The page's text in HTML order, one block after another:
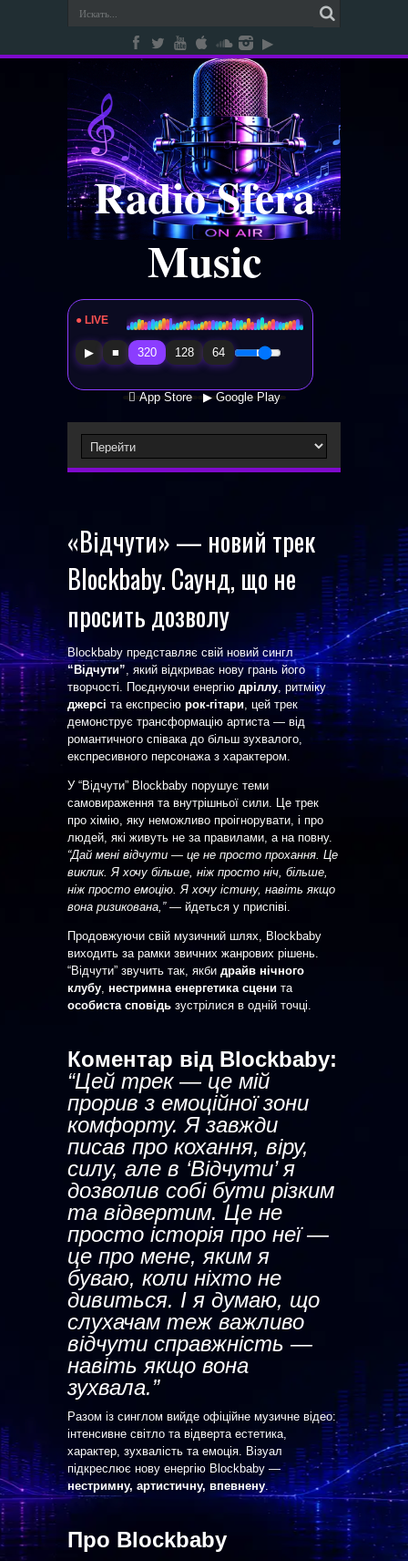
Radio Sfera
Music
● LIVE Radio Sfera Music
▶ ■ 320 128 64
 App Store ▶ Google Play
«Відчути» — новий трек
Blockbaby. Саунд, що не
просить дозволу
Blockbaby представляє свій новий сингл
“Відчути”, який відкриває нову грань його
творчості. Поєднуючи енергію дріллу, ритміку
джерсі та експресію рок-гітари, цей трек
демонструє трансформацію артиста — від
романтичного співака до більш зухвалого,
експресивного персонажа з характером.
У “Відчути” Blockbaby порушує теми
самовираження та внутрішньої сили. Це трек
про хімію, яку неможливо проігнорувати, і про
людей, які живуть не за правилами, а на повну.
“Дай мені відчути — це не просто прохання. Це
виклик. Я хочу більше, ніж просто ніч, більше,
ніж просто емоцію. Я хочу істину, навіть якщо
вона ризикована,”— йдеться у приспіві.
Продовжуючи свій музичний шлях, Blockbaby
виходить за рамки звичних жанрових рішень.
“Відчути” звучить так, якби драйв нічного
клубу, нестримна енергетика сцени та
особиста сповідь зустрілися в одній точці.
Коментар від Blockbaby:
“Цей трек — це мій
прорив з емоційної зони
комфорту. Я завжди
писав про кохання, віру,
силу, але в ‘Відчути’ я
дозволив собі бути різким
та відвертим. Це не
просто історія про неї —
це про мене, яким я
буваю, коли ніхто не
дивиться. І я думаю, що
слухачам теж важливо
відчути справжність —
навіть якщо вона
зухвала.”
Разом із синглом вийде офіційне музичне відео:
інтенсивне світло та відверта естетика,
характер, зухвалість та емоція. Візуал
підкреслює нову енергію Blockbaby —
нестримну, артистичну, впевнену.
Про Blockbaby